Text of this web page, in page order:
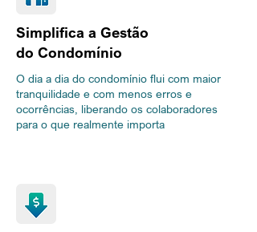
Simplifica a Gestão
do Condomínio
O dia a dia do condomínio flui com maior
tranquilidade e com menos erros e
ocorrências, liberando os colaboradores
para o que realmente importa